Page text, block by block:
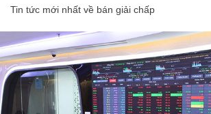
Tin tức mới nhất về bán giải chấp